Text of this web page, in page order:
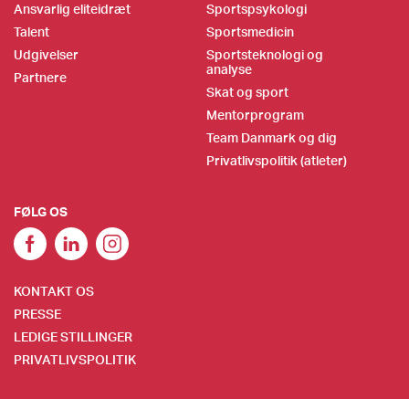
Ansvarlig eliteidræt
Talent
Udgivelser
Partnere
Sportspsykologi
Sportsmedicin
Sportsteknologi og
analyse
Skat og sport
Mentorprogram
Team Danmark og dig
Privatlivspolitik (atleter)
FØLG OS
KONTAKT OS
PRESSE
LEDIGE STILLINGER
PRIVATLIVSPOLITIK